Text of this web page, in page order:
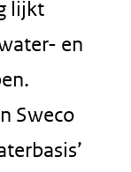
lijkt
en
Sweco